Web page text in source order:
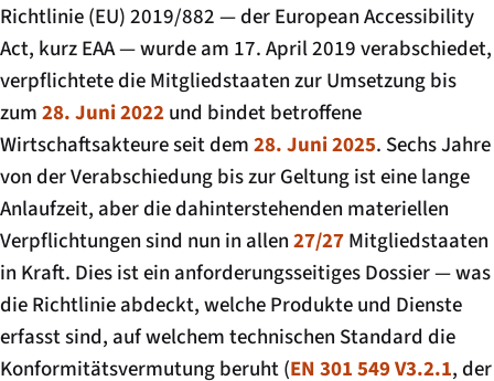
Richtlinie (EU) 2019/882 — der European Accessibility
Act, kurz EAA — wurde am 17. April 2019 verabschiedet,
verpflichtete die Mitgliedstaaten zur Umsetzung bis
zum28. Juni 2022und bindet betroffene
Wirtschaftsakteure seit dem28. Juni 2025. Sechs Jahre
von der Verabschiedung bis zur Geltung ist eine lange
Anlaufzeit, aber die dahinterstehenden materiellen
Verpflichtungen sind nun in allen27/27Mitgliedstaaten
in Kraft. Dies ist ein anforderungsseitiges Dossier — was
die Richtlinie abdeckt, welche Produkte und Dienste
erfasst sind, auf welchem technischen Standard die
Konformitätsvermutung beruht (EN 301 549 V3.2.1, der